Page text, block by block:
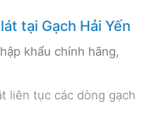
tại Gạch Hải Yến
khẩu chính hãng,
liên tục các dòng gạch